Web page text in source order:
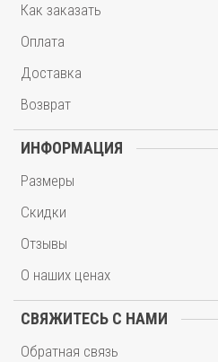
Как заказать
Оплата
Доставка
Возврат
ИНФОРМАЦИЯ
Размеры
Скидки
Отзывы
О наших ценах
СВЯЖИТЕСЬ С НАМИ
Обратная связь